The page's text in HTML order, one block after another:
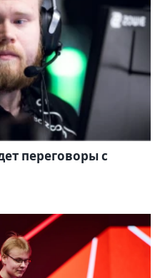
переговоры с